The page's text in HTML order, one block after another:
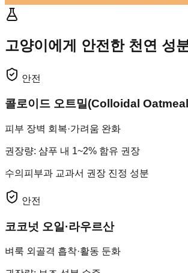
고양이에게 안전한 천연 성
안전
콜로이드 오트밀(Colloidal
피부 장벽 회복·가려움 완화
권장량: 샴푸 내 1~2% 함유 권장
수의피부과 교과서 권장 진정 성분
안전
코코넛 오일·라우르산
벼룩 외골격 흡착·활동 둔화